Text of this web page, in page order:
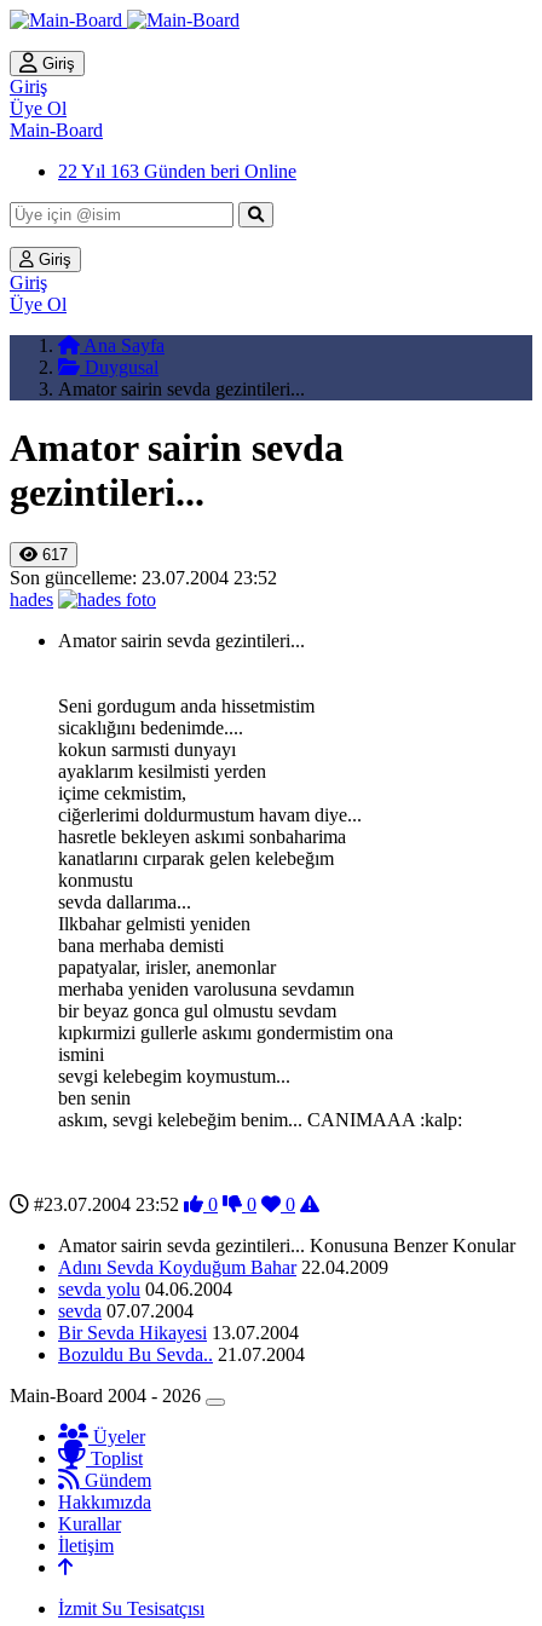
Giriş
Giriş
Üye Ol
Main-Board
22 Yıl 163 Günden beri Online
Giriş
Giriş
Üye Ol
Ana Sayfa
Duygusal
Amator sairin sevda gezintileri...
Amator sairin sevda
gezintileri...
617
Son güncelleme: 23.07.2004 23:52
hades
Amator sairin sevda gezintileri...
Seni gordugum anda hissetmistim
sicaklığını bedenimde....
kokun sarmısti dunyayı
ayaklarım kesilmisti yerden
içime cekmistim,
ciğerlerimi doldurmustum havam diye...
hasretle bekleyen askımi sonbaharima
kanatlarını cırparak gelen kelebeğım
konmustu
sevda dallarıma...
Ilkbahar gelmisti yeniden
bana merhaba demisti
papatyalar, irisler, anemonlar
merhaba yeniden varolusuna sevdamın
bir beyaz gonca gul olmustu sevdam
kıpkırmizi gullerle askımı gondermistim ona
ismini
sevgi kelebegim koymustum...
ben senin
askım, sevgi kelebeğim benim... CANIMAAA :kalp:
#23.07.2004 23:52 0 0
0
Amator sairin sevda gezintileri... Konusuna Benzer Konular
Adını Sevda Koyduğum Bahar 22.04.2009
sevda yolu 04.06.2004
sevda 07.07.2004
Bir Sevda Hikayesi 13.07.2004
Bozuldu Bu Sevda.. 21.07.2004
Main-Board 2004 - 2026
Üyeler
Toplist
Gündem
Hakkımızda
Kurallar
İletişim
İzmit Su Tesisatçısı